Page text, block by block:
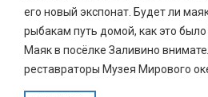
его новый экспонат. Будет ли
рыбакам путь домой, как это
Маяк в посёлке Заливино
реставраторы Музея Мирового